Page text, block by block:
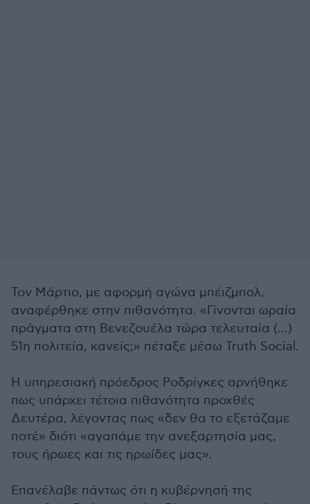
Τον Μάρτιο, με αφορμή αγώνα μπέιζμπολ,
αναφέρθηκε στην πιθανότητα. «Γίνονται ωραία
πράγματα στη Βενεζουέλα τώρα τελευταία (...)
51η πολιτεία, κανείς;» πέταξε μέσω Truth Social.
Η υπηρεσιακή πρόεδρος Ροδρίγκες αρνήθηκε
πως υπάρχει τέτοια πιθανότητα προχθές
Δευτέρα, λέγοντας πως «δεν θα το εξετάζαμε
ποτέ» διότι «αγαπάμε την ανεξαρτησία μας,
τους ήρωες και τις ηρωίδες μας».
Επανέλαβε πάντως ότι η κυβέρνησή της